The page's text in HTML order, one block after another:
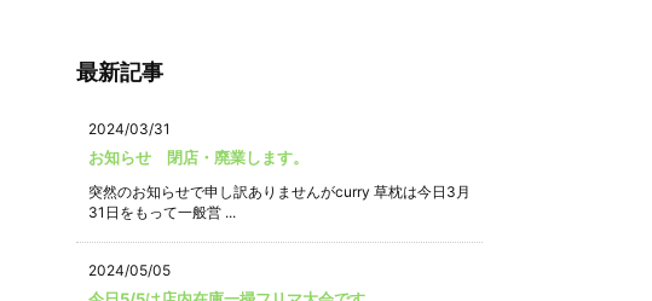
最新記事
2024/03/31
お知らせ 閉店・廃業します。
突然のお知らせで申し訳ありませんがcurry 草枕は今日3月
31日をもって一般営 ...
2024/05/05